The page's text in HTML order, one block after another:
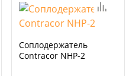
Соплодержатель
Contracor NHP-2